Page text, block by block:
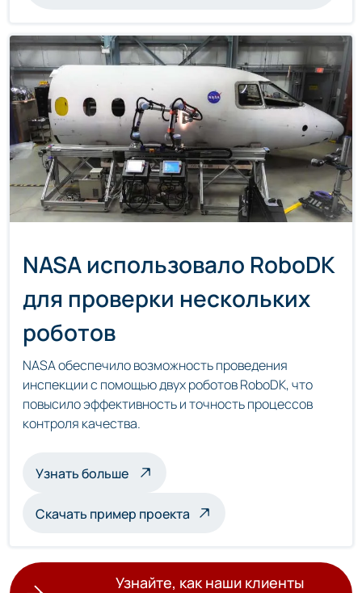
NASA использовало RoboDK
для проверки нескольких
роботов
NASA обеспечило возможность проведения
инспекции с помощью двух роботов RoboDK, что
повысило эффективность и точность процессов
контроля качества.
Узнать большео мультироботизированной
Скачать пример проекта
Узнайте, как наши клиенты